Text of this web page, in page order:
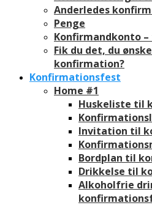
Anderledes
Penge
Konfirmandkonto
Fik du det, du
konfirmation?
Konfirmationsfest
Home #1
Huskeliste til
Invitation til
Bordplan til
Drikkelse til
Alkoholfrie